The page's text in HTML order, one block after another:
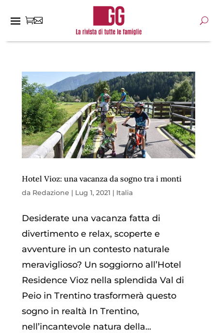
Hotel Vioz: una vacanza da sogno tra i monti
da Redazione | Lug 1, 2021 | Italia
Desiderate una vacanza fatta di
divertimento e relax, scoperte e
avventure in un contesto naturale
meraviglioso? Un soggiorno all’Hotel
Residence Vioz nella splendida Val di
Peio in Trentino trasformerà questo
sogno in realtà In Trentino,
nell’incantevole natura della...